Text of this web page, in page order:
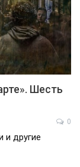
Шесть
0
и другие